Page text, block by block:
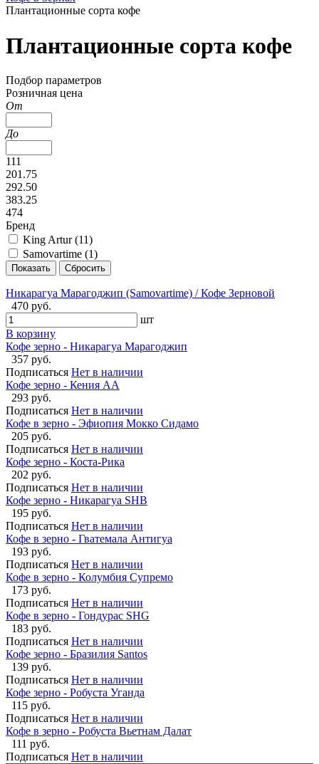
Плантационные сорта кофе
Плантационные сорта кофе
Подбор параметров
Розничная цена
От
До
111
201.75
292.50
383.25
474
Бренд
King Artur (11)
Samovartime (1)
Никарагуа Марагоджип (Samovartime) / Кофе Зерновой
470 руб.
шт
В корзину
Кофе зерно - Никарагуа Марагоджип
357 руб.
Подписаться Нет в наличии
Кофе зерно - Кения АА
293 руб.
Подписаться Нет в наличии
Кофе в зерно - Эфиопия Мокко Сидамо
205 руб.
Подписаться Нет в наличии
Кофе зерно - Коста-Рика
202 руб.
Подписаться Нет в наличии
Кофе зерно - Никарагуа SHB
195 руб.
Подписаться Нет в наличии
Кофе в зерно - Гватемала Антигуа
193 руб.
Подписаться Нет в наличии
Кофе в зерно - Колумбия Супремо
173 руб.
Подписаться Нет в наличии
Кофе в зерно - Гондурас SHG
183 руб.
Подписаться Нет в наличии
Кофе зерно - Бразилия Santos
139 руб.
Подписаться Нет в наличии
Кофе зерно - Робуста Уганда
115 руб.
Подписаться Нет в наличии
Кофе в зерно - Робуста Вьетнам Далат
111 руб.
Подписаться Нет в наличии